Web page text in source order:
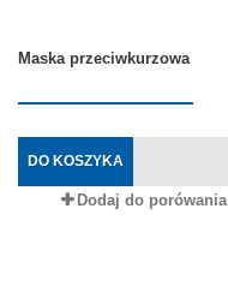
Maska przeciwkurzowa
DO KOSZYKA
Dodaj do porówania